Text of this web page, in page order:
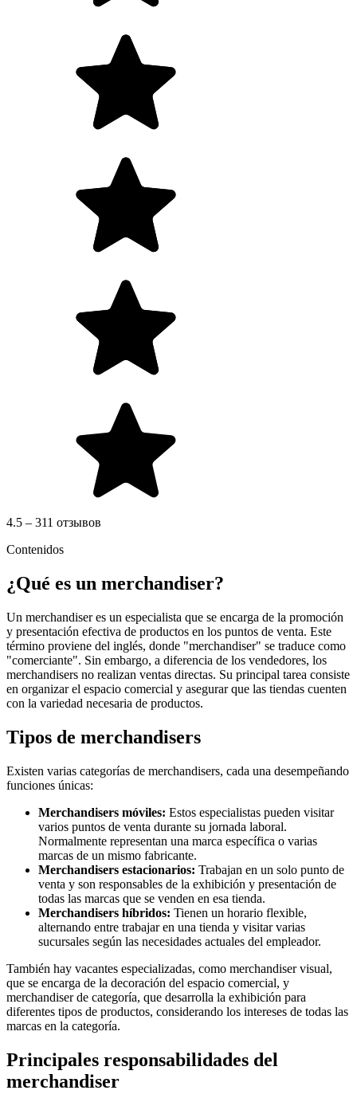
4.5 – 311 отзывов
Contenidos
¿Qué es un merchandiser?
Un merchandiser es un especialista que se encarga de la promoción
y presentación efectiva de productos en los puntos de venta. Este
término proviene del inglés, donde "merchandiser" se traduce como
"comerciante". Sin embargo, a diferencia de los vendedores, los
merchandisers no realizan ventas directas. Su principal tarea consiste
en organizar el espacio comercial y asegurar que las tiendas cuenten
con la variedad necesaria de productos.
Tipos de merchandisers
Existen varias categorías de merchandisers, cada una desempeñando
funciones únicas:
Merchandisers móviles: Estos especialistas pueden visitar
varios puntos de venta durante su jornada laboral.
Normalmente representan una marca específica o varias
marcas de un mismo fabricante.
Merchandisers estacionarios: Trabajan en un solo punto de
venta y son responsables de la exhibición y presentación de
todas las marcas que se venden en esa tienda.
Merchandisers híbridos: Tienen un horario flexible,
alternando entre trabajar en una tienda y visitar varias
sucursales según las necesidades actuales del empleador.
También hay vacantes especializadas, como merchandiser visual,
que se encarga de la decoración del espacio comercial, y
merchandiser de categoría, que desarrolla la exhibición para
diferentes tipos de productos, considerando los intereses de todas las
marcas en la categoría.
Principales responsabilidades del
merchandiser